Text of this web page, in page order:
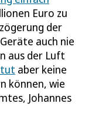
Euro zu
der
auch nie
aus der Luft
aber keine
können, wie
Johannes